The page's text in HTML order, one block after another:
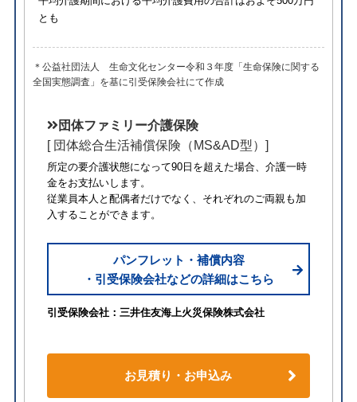
とも
＊公益社団法人 生命文化センター令和３年度「生命保険に関する
全国実態調査」を基に引受保険会社にて作成
団体ファミリー介護保険
[ 団体総合生活補償保険（MS&AD型）]
所定の要介護状態になって90日を超えた場合、介護一時
金をお支払いします。
従業員本人と配偶者だけでなく、それぞれのご両親も加
入することができます。
パンフレット・補償内容
・引受保険会社などの詳細はこちら
引受保険会社：三井住友海上火災保険株式会社
お見積り・お申込み